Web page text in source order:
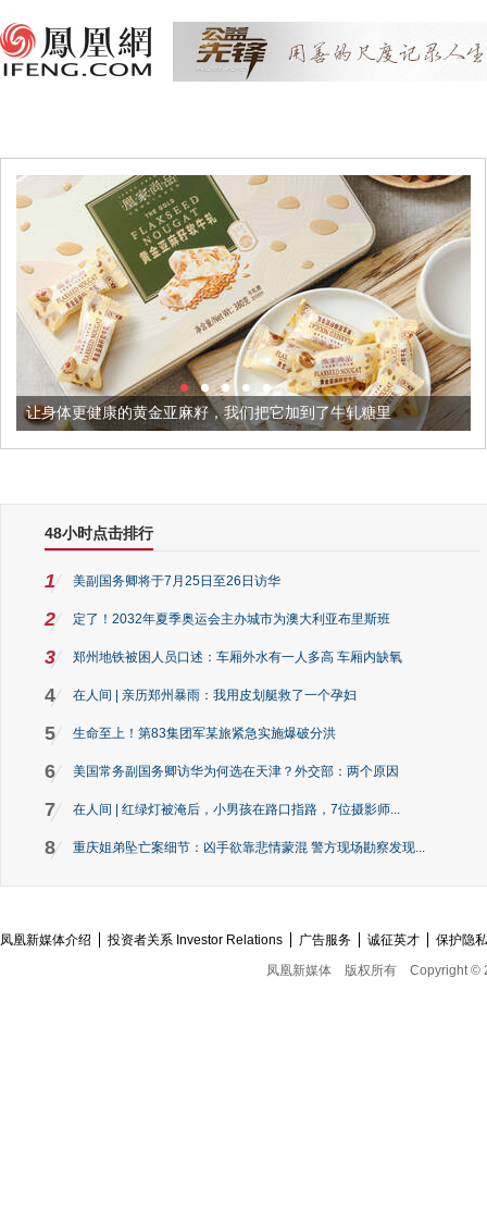
的黄金亚麻籽，我们把它加到了牛轧糖里 被列入佛家七宝
48小时点击排行
1 美副国务卿将于7月25日至26日访华
2 定了！2032年夏季奥运会主办城市为澳大利亚布里斯班
3 郑州地铁被困人员口述：车厢外水有一人多高 车厢内缺氧
4 在人间 | 亲历郑州暴雨：我用皮划艇救了一个孕妇
5 生命至上！第83集团军某旅紧急实施爆破分洪
6 美国常务副国务卿访华为何选在天津？外交部：两个原因
7 在人间 | 红绿灯被淹后，小男孩在路口指路，7位摄影师...
8 重庆姐弟坠亡案细节：凶手欲靠悲情蒙混 警方现场勘察发现...
凤凰新媒体介绍 投资者关系 Investor Relations 广告服务 诚征英才
保护隐
凤凰新媒体
版权所有 Copyright ©